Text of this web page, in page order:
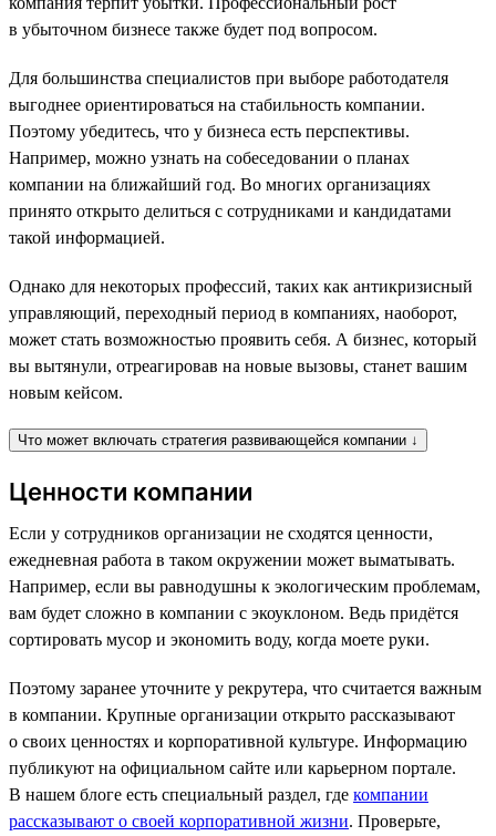
в убыточном бизнесе также будет под вопросом.
Для большинства специалистов при выборе работодателя
выгоднее ориентироваться на стабильность компании.
Поэтому убедитесь, что у бизнеса есть перспективы.
Например, можно узнать на собеседовании о планах
компании на ближайший год. Во многих организациях
принято открыто делиться с сотрудниками и кандидатами
такой информацией.
Однако для некоторых профессий, таких как антикризисный
управляющий, переходный период в компаниях, наоборот,
может стать возможностью проявить себя. А бизнес, который
вы вытянули, отреагировав на новые вызовы, станет вашим
новым кейсом.
Что может включать стратегия развивающейся компании ↓
Ценности компании
Если у сотрудников организации не сходятся ценности,
ежедневная работа в таком окружении может выматывать.
Например, если вы равнодушны к экологическим проблемам,
вам будет сложно в компании с экоуклоном. Ведь придётся
сортировать мусор и экономить воду, когда моете руки.
Поэтому заранее уточните у рекрутера, что считается важным
в компании. Крупные организации открыто рассказывают
о своих ценностях и корпоративной культуре. Информацию
публикуют на официальном сайте или карьерном портале.
В нашем блоге есть специальный раздел, где компании
рассказывают о своей корпоративной жизни. Проверьте,